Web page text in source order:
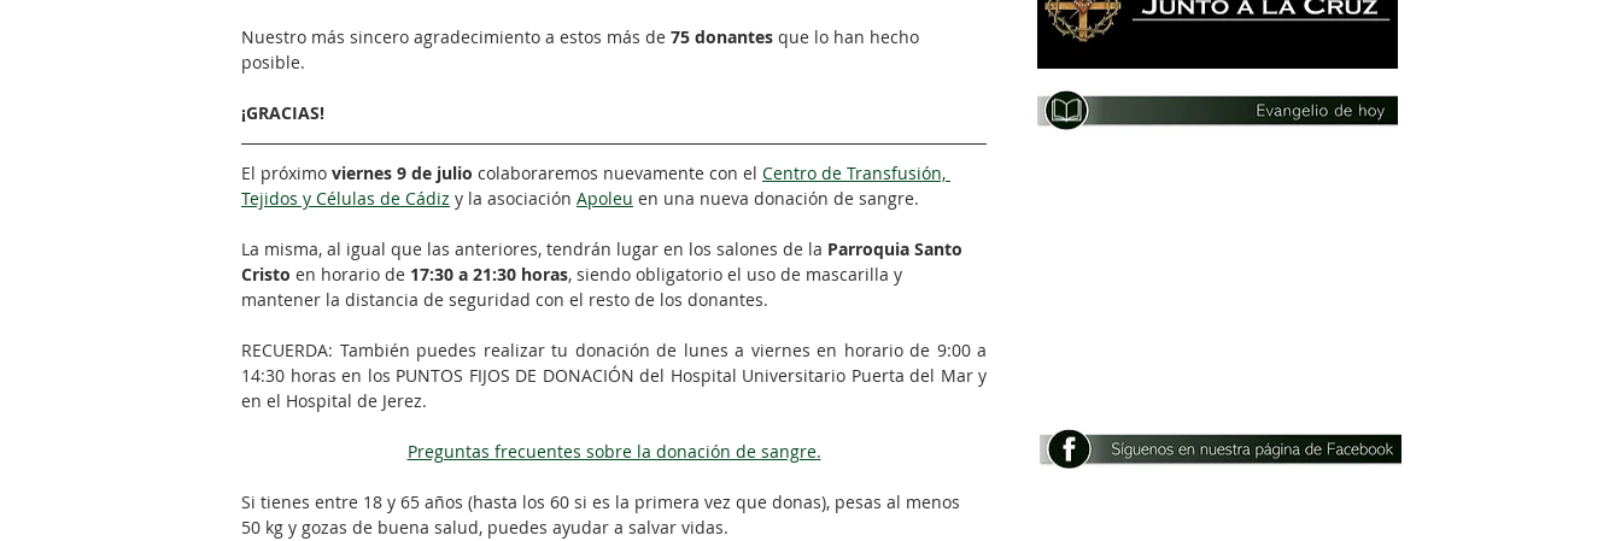
Nuestro más sincero agradecimiento a estos más de 75 donantes que lo han hecho
posible.
¡GRACIAS!⠀⠀
El próximo viernes 9 de julio colaboraremos nuevamente con el Centro de Transfusión,
Tejidos y Células de Cádiz y la asociación Apoleu en una nueva donación de sangre.⠀⠀
La misma, al igual que las anteriores, tendrán lugar en los salones de la Parroquia Santo
Cristo en horario de 17:30 a 21:30 horas, siendo obligatorio el uso de mascarilla y
mantener la distancia de seguridad con el resto de los donantes.
RECUERDA: También puedes realizar tu donación de lunes a viernes en horario de 9:00 a
14:30 horas en los PUNTOS FIJOS DE DONACIÓN del Hospital Universitario Puerta del Mar y
en el Hospital de Jerez.
Preguntas frecuentes sobre la donación de sangre.
Si tienes entre 18 y 65 años (hasta los 60 si es la primera vez que donas), pesas al menos
50 kg y gozas de buena salud, puedes ayudar a salvar vidas.